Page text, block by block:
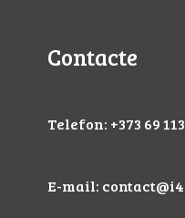
Contacte
Telefon: +373 69
E-mail: